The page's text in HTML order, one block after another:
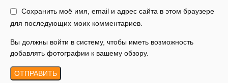
Сохранить моё имя, email и адрес сайта в этом браузере
для последующих моих комментариев.
Вы должны войти в систему, чтобы иметь возможность
добавлять фотографии к вашему обзору.